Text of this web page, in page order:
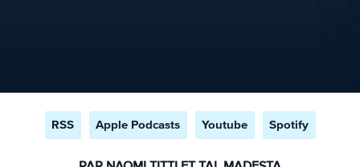
RSS Apple Podcasts Youtube Spotify